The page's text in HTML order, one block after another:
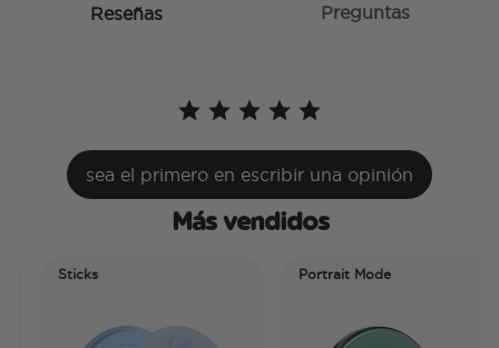
Reseñas Preguntas
sea el primero en escribir una opinión
Más vendidos
Sticks Portrait Mode